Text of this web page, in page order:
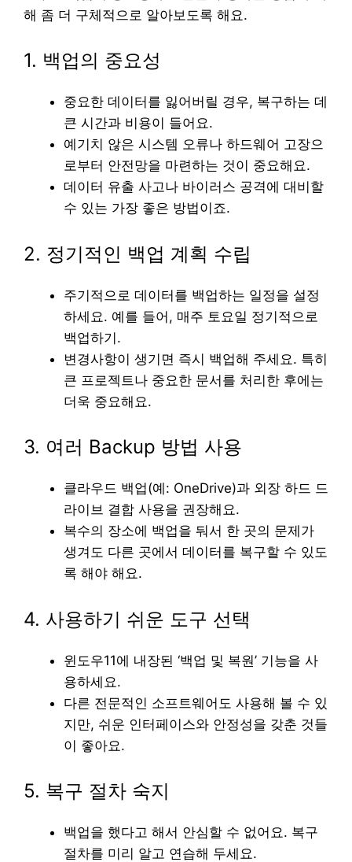
해 좀 더 구체적으로 알아보도록 해요.
1. 백업의 중요성
중요한 데이터를 잃어버릴 경우, 복구하는 데
큰 시간과 비용이 들어요.
예기치 않은 시스템 오류나 하드웨어 고장으
로부터 안전망을 마련하는 것이 중요해요.
데이터 유출 사고나 바이러스 공격에 대비할
수 있는 가장 좋은 방법이죠.
2. 정기적인 백업 계획 수립
주기적으로 데이터를 백업하는 일정을 설정
하세요. 예를 들어, 매주 토요일 정기적으로
백업하기.
변경사항이 생기면 즉시 백업해 주세요. 특히
큰 프로젝트나 중요한 문서를 처리한 후에는
더욱 중요해요.
3. 여러 Backup 방법 사용
클라우드 백업(예: OneDrive)과 외장 하드 드
라이브 결합 사용을 권장해요.
복수의 장소에 백업을 둬서 한 곳의 문제가
생겨도 다른 곳에서 데이터를 복구할 수 있도
록 해야 해요.
4. 사용하기 쉬운 도구 선택
윈도우11에 내장된 ‘백업 및 복원’ 기능을 사
용하세요.
다른 전문적인 소프트웨어도 사용해 볼 수 있
지만, 쉬운 인터페이스와 안정성을 갖춘 것들
이 좋아요.
5. 복구 절차 숙지
백업을 했다고 해서 안심할 수 없어요. 복구
절차를 미리 알고 연습해 두세요.